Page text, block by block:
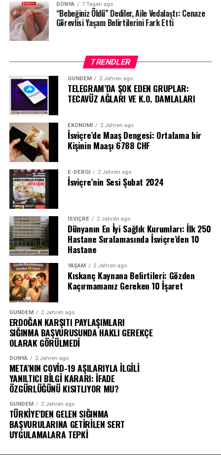
DÜNYA 7 Tagen ago
“Bebeğiniz Öldü” Dediler, Aile Vedalaştı: Cenaze
Görevlisi Yaşam Belirtilerini Fark Etti
TRENDLER
GÜNDEM 2 Jahren ago
TELEGRAM’DA ŞOK EDEN GRUPLAR:
TECAVÜZ AĞLARI VE K.O. DAMLALARI
EKONOMI 2 Jahren ago
İsviçre’de Maaş Dengesi: Ortalama bir
Kişinin Maaşı 6788 CHF
E-DERGI 2 Jahren ago
İsviçre’nin Sesi Şubat 2024
İSVIÇRE 2 Jahren ago
Dünyanın En İyi Sağlık Kurumları: İlk 250
Hastane Sıralamasında İsviçre’den 10
Hastane
YAŞAM 2 Jahren ago
Kıskanç Kaynana Belirtileri: Gözden
Kaçırmamanız Gereken 10 İşaret
GÜNDEM 2 Jahren ago
ERDOĞAN KARŞITI PAYLAŞIMLARI
SIĞINMA BAŞVURUSUNDA HAKLI GEREKÇE
OLARAK GÖRÜLMEDİ
DÜNYA 2 Jahren ago
META’NIN COVİD-19 AŞILARIYLA İLGİLİ
YANILTICI BİLGİ KARARI: İFADE
ÖZGÜRLÜĞÜNÜ KISITLIYOR MU?
GÜNDEM 2 Jahren ago
TÜRKİYE’DEN GELEN SIĞINMA
BAŞVURULARINA GETİRİLEN SERT
UYGULAMALARA TEPKİ